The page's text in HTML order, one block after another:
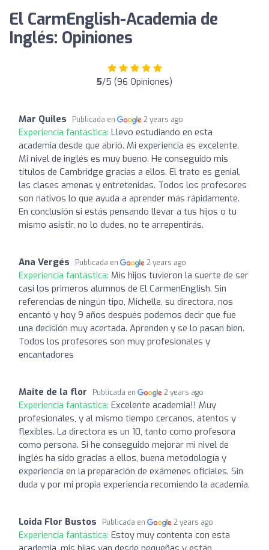
El CarmEnglish-Academia de
Inglés: Opiniones
5/5 (96 Opiniones)
Mar Quiles Publicada en 2 years ago
Experiencia fantástica: Llevo estudiando en esta
academia desde que abrió. Mi experiencia es excelente.
Mi nivel de inglés es muy bueno. He conseguido mis
títulos de Cambridge gracias a ellos. El trato es genial,
las clases amenas y entretenidas. Todos los profesores
son nativos lo que ayuda a aprender más rápidamente.
En conclusión si estás pensando llevar a tus hijos o tu
mismo asistir, no lo dudes, no te arrepentirás.
Ana Vergés Publicada en 2 years ago
Experiencia fantástica: Mis hijos tuvieron la suerte de ser
casi los primeros alumnos de El CarmenEnglish. Sin
referencias de ningún tipo, Michelle, su directora, nos
encantó y hoy 9 años después podemos decir que fue
una decisión muy acertada. Aprenden y se lo pasan bien.
Todos los profesores son muy profesionales y
encantadores
Maite de la flor Publicada en 2 years ago
Experiencia fantástica: Excelente academia!! Muy
profesionales, y al mismo tiempo cercanos, atentos y
flexibles. La directora es un 10, tanto como profesora
como persona. Si he conseguido mejorar mi nivel de
inglés ha sido gracias a ellos, buena metodología y
experiencia en la preparación de exámenes oficiales. Sin
duda y por mi propia experiencia recomiendo la academia.
Loida Flor Bustos Publicada en 2 years ago
Experiencia fantástica: Estoy muy contenta con esta